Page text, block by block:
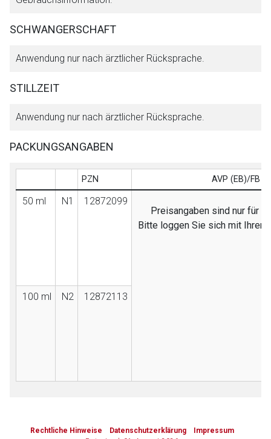
SCHWANGERSCHAFT
Anwendung nur nach ärztlicher Rücksprache.
STILLZEIT
Anwendung nur nach ärztlicher Rücksprache.
PACKUNGSANGABEN
PZN AVP (EB)/FB
50 ml N1
12872099
Preisangaben sind nur für
Bitte loggen Sie sich mit Ihrem
100 ml N2 12872113
Rechtliche Hinweise Datenschutzerklärung
Impressum